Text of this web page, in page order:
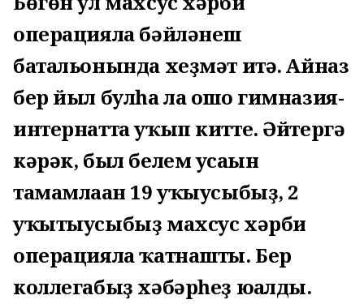
операцияла бәйләнеш
батальонында хеҙмәт итә. Айназ
бер йыл булһа ла ошо гимназия-
интернатта уҡып китте. Әйтергә
кәрәк, был белем усағын
тамамлаған 19 уҡыусыбыҙ, 2
уҡытыусыбыҙ махсус хәрби
операцияла ҡатнашты. Бер
коллегабыҙ хәбәрһеҙ юғалды.